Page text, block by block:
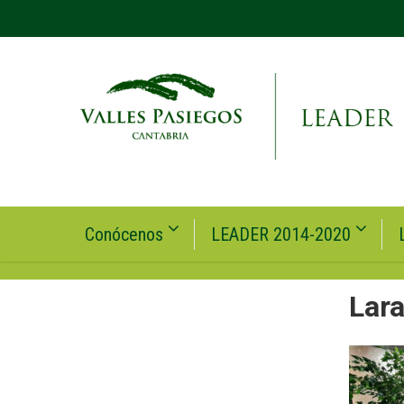
Conócenos LEADER 2014-2020